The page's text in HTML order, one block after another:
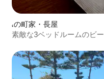
،の町家・長屋
素敵な3ベッドルームのビ